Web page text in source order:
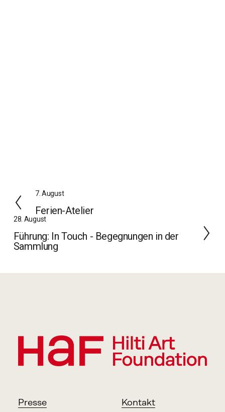
Z
u
r
ü
c
k
7. August
Ferien-Atelier
W
e
i
t
r
28. August
Führung: In Touch - Begegnungen in der
Sammlung
Presse
Kontakt